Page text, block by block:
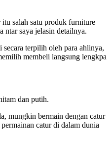
itu salah satu produk furniture
ntar saya jelasin detailnya.
secara terpilih oleh para ahlinya,
membeli langsung lengkpa
dan putih.
mungkin bermain dengan catur
catur di dalam dunia